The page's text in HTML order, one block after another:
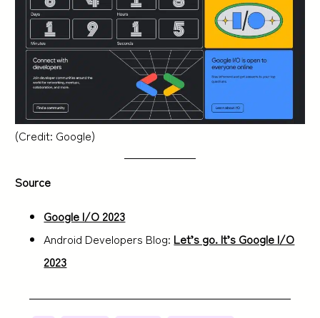
(Credit: Google)
Source
Google I/O 2023
Android Developers Blog: Let’s go. It’s Google I/O
2023